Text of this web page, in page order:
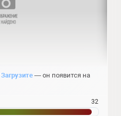
Загрузите — он появится на
32